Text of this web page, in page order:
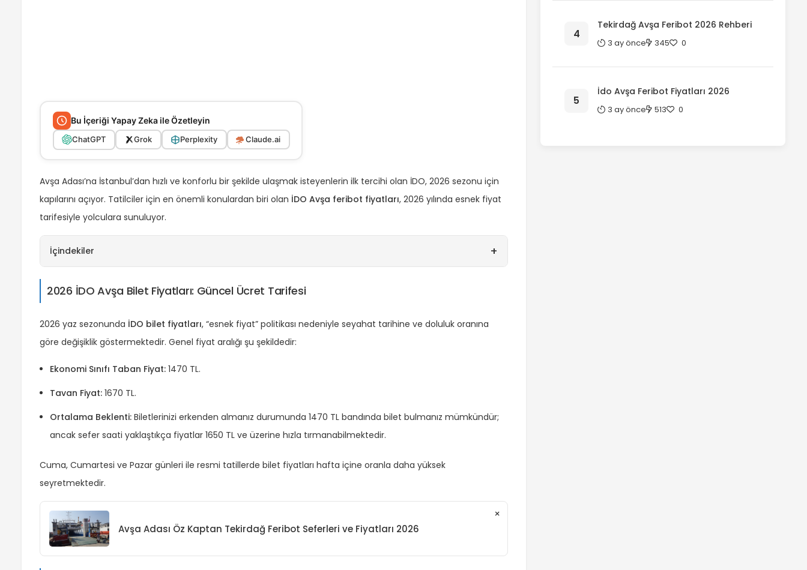
Bu İçeriği Yapay Zeka ile Özetleyin
ChatGPT Grok Perplexity Claude.ai
Avşa Adası’na İstanbul’dan hızlı ve konforlu bir şekilde ulaşmak isteyenlerin ilk tercihi olan İDO, 2026 sezonu için
kapılarını açıyor. Tatilciler için en önemli konulardan biri olan İDO Avşa feribot fiyatları, 2026 yılında esnek fiyat
tarifesiyle yolculara sunuluyor.
İçindekiler +
2026 İDO Avşa Bilet Fiyatları: Güncel Ücret Tarifesi
2026 yaz sezonunda İDO bilet fiyatları, “esnek fiyat” politikası nedeniyle seyahat tarihine ve doluluk oranına
göre değişiklik göstermektedir. Genel fiyat aralığı şu şekildedir:
Ekonomi Sınıfı Taban Fiyat: 1470 TL.
Tavan Fiyat: 1670 TL.
Ortalama Beklenti: Biletlerinizi erkenden almanız durumunda 1470 TL bandında bilet bulmanız mümkündür;
ancak sefer saati yaklaştıkça fiyatlar 1650 TL ve üzerine hızla tırmanabilmektedir.
Cuma, Cumartesi ve Pazar günleri ile resmi tatillerde bilet fiyatları hafta içine oranla daha yüksek
seyretmektedir.
Avşa Adası Öz Kaptan Tekirdağ Feribot Seferleri ve Fiyatları 2026
×
Tekirdağ Avşa Feribot 2026 Rehberi
3 ay önce 345 0
İdo Avşa Feribot Fiyatları 2026
3 ay önce 513 0